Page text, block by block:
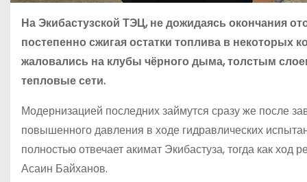
На Экибастузской ТЭЦ, не дожидаясь окончания
постепенно сжигая остатки топлива в некоторых
жаловались на клубы чёрного дыма, толстым
тепловые сети.
Модернизацией последних займутся сразу же после
повышенного давления в ходе гидравлических
полностью отвечает акимат Экибастуза, тогда как
Асаин Байханов.